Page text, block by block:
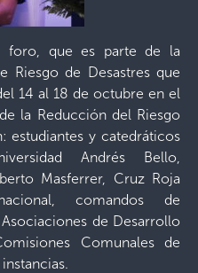
foro, que es parte de la
Riesgo de Desastres que
14 al 18 de octubre en el
la Reducción del Riesgo
estudiantes y catedráticos
Andrés Bello,
Masferrer, Cruz Roja
comandos de
de Desarrollo
Comunales de